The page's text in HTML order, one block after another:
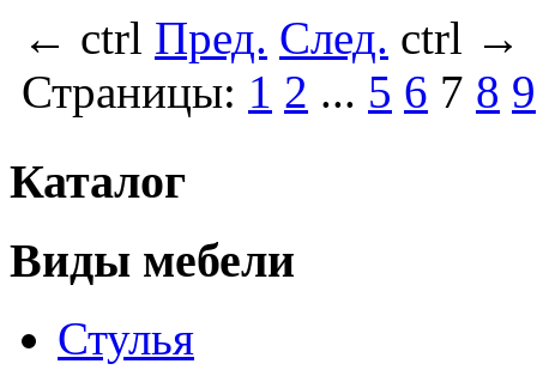
← ctrl Пред. След. ctrl →
Страницы: 1 2 ... 5 6 7 8 9
Каталог
Виды мебели
Стулья